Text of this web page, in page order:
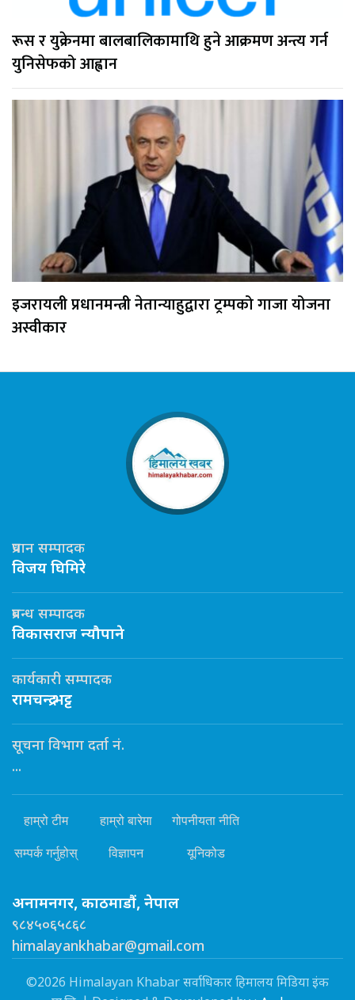
रूस र युक्रेनमा बालबालिकामाथि हुने आक्रमण अन्त्य गर्न
युनिसेफको आह्वान
इजरायली प्रधानमन्त्री नेतान्याहुद्वारा ट्रम्पको गाजा योजना
अस्वीकार
प्रधान सम्पादक
विजय घिमिरे
प्रबन्ध सम्पादक
विकासराज न्यौपाने
कार्यकारी सम्पादक
रामचन्द्र भट्ट
सूचना विभाग दर्ता नं.
...
हाम्रो टीम हाम्रो बारेमा गोपनीयता नीति
सम्पर्क गर्नुहोस् विज्ञापन यूनिकोड
अनामनगर, काठमाडौं, नेपाल
९८४५०६५८६८
himalayankhabar@gmail.com
©2026 Himalayan Khabar सर्वाधिकार हिमालय मिडिया इंक